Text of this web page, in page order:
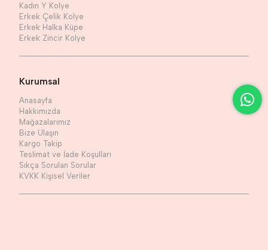
Kadın Y Kolye
Erkek Çelik Kolye
Erkek Halka Küpe
Erkek Zincir Kolye
Kurumsal
Anasayfa
Hakkımızda
Mağazalarımız
Bize Ulaşın
Kargo Takip
Teslimat ve İade Koşulları
Sıkça Sorulan Sorular
KVKK Kişisel Veriler